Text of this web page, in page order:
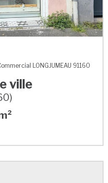
ville LONGJUMEAU 91160
ville